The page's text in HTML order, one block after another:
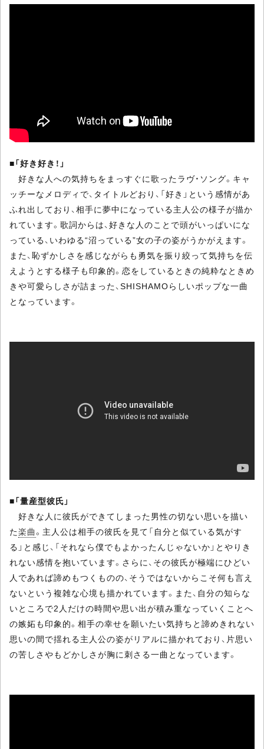
■「好き好き！」
好きな人への気持ちをまっすぐに歌ったラヴ・ソング。キャ
ッチーなメロディで、タイトルどおり、「好き」という感情があ
ふれ出しており、相手に夢中になっている主人公の様子が描か
れています。歌詞からは、好きな人のことで頭がいっぱいにな
っている、いわゆる“沼っている”女の子の姿がうかがえます。
また、恥ずかしさを感じながらも勇気を振り絞って気持ちを伝
えようとする様子も印象的。恋をしているときの純粋なときめ
きや可愛らしさが詰まった、SHISHAMOらしいポップな一曲
となっています。
■「量産型彼氏」
好きな人に彼氏ができてしまった男性の切ない思いを描い
た楽曲。主人公は相手の彼氏を見て「自分と似ている気がす
る」と感じ、「それなら僕でもよかったんじゃないか」とやりき
れない感情を抱いています。さらに、その彼氏が極端にひどい
人であれば諦めもつくものの、そうではないからこそ何も言え
ないという複雑な心境も描かれています。また、自分の知らな
いところで2人だけの時間や思い出が積み重なっていくことへ
の嫉妬も印象的。相手の幸せを願いたい気持ちと諦めきれない
思いの間で揺れる主人公の姿がリアルに描かれており、片思い
の苦しさやもどかしさが胸に刺さる一曲となっています。